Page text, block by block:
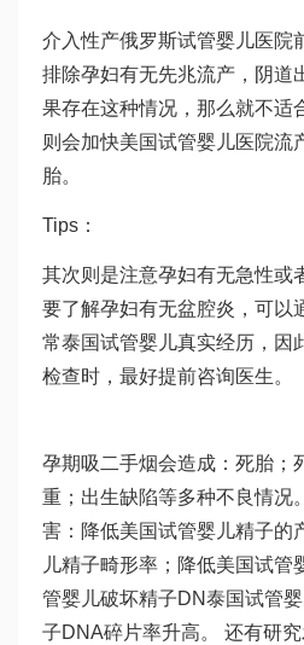
介入性产俄罗斯试管婴儿医院
排除孕妇有无先兆流产，阴道
果存在这种情况，那么就不适
则会加快美国试管婴儿医院流
胎。
Tips：
其次则是注意孕妇有无急性或
要了解孕妇有无盆腔炎，可以
常泰国试管婴儿真实经历 ，
检查时，最好提前咨询医生。
孕期吸二手烟会造成：死胎；
重；出生缺陷等多种不良情况
害：降低美国试管婴儿精子的
儿精子畸形率；降低美国试管
管婴儿破坏精子DN泰国试管
子DNA碎片率升高。 还有研